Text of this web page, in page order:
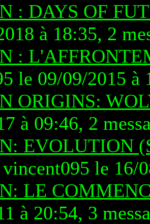
: DAYS OF
à 18:35, 2
:
le 09/09/2015 à
ORIGINS:
à 09:46, 2
EVOLUTION
le 16/
LE
à 20:54, 3